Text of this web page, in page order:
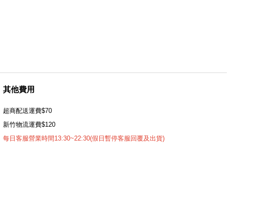
其他費用
超商配送運費$70
新竹物流運費$120
每日客服營業時間13:30~22:30(假日暫停客服回覆及出貨)